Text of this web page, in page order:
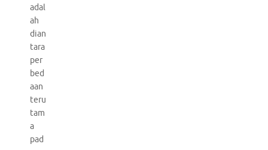
adal
ah
dian
tara
per
bed
aan
teru
tam
a
pad